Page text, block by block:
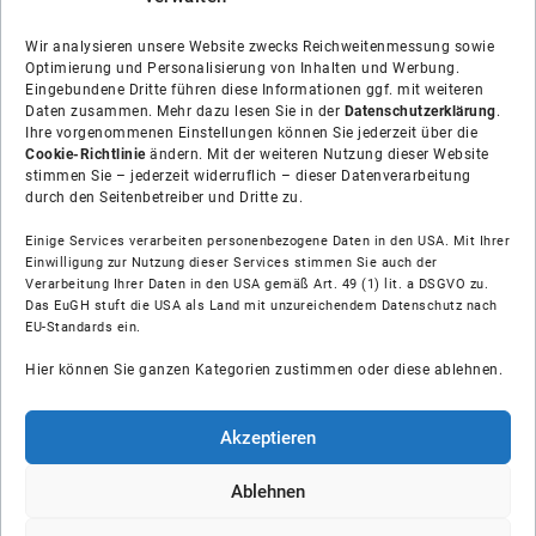
Wir analysieren unsere Website zwecks Reichweitenmessung sowie
Optimierung und Personalisierung von Inhalten und Werbung.
Eingebundene Dritte führen diese Informationen ggf. mit weiteren
Daten zusammen. Mehr dazu lesen Sie in der Datenschutzerklärung.
Ihre vorgenommenen Einstellungen können Sie jederzeit über die
Cookie-Richtlinieändern. Mit der weiteren Nutzung dieser Website
stimmen Sie – jederzeit widerruflich – dieser Datenverarbeitung
durch den Seitenbetreiber und Dritte zu.
Einige Services verarbeiten personenbezogene Daten in den USA. Mit Ihrer
Einwilligung zur Nutzung dieser Services stimmen Sie auch der
Verarbeitung Ihrer Daten in den USA gemäß Art. 49 (1) lit. a DSGVO zu.
Das EuGH stuft die USA als Land mit unzureichendem Datenschutz nach
EU-Standards ein.
Hier können Sie ganzen Kategorien zustimmen oder diese ablehnen.
Akzeptieren
Ablehnen
Über uns
Soziale Medien